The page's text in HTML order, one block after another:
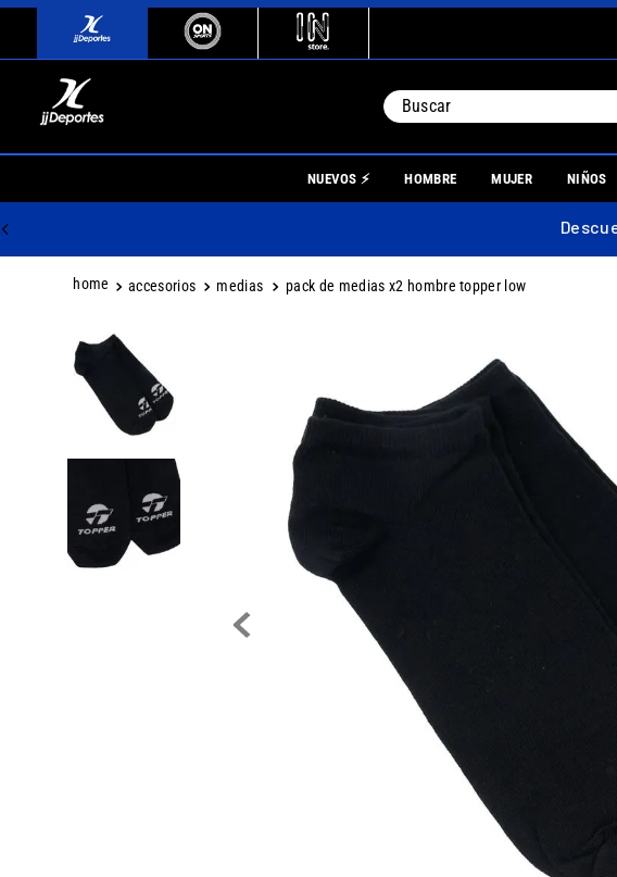
Buscar
NUEVOS ⚡ HOMBRE MUJER NIÑOS
accesorios medias pack de medias x2 hombre topper low
TÉRMINOS MÁS
1.
river
3.
boca
4.
hombre
mujer
7.
niños